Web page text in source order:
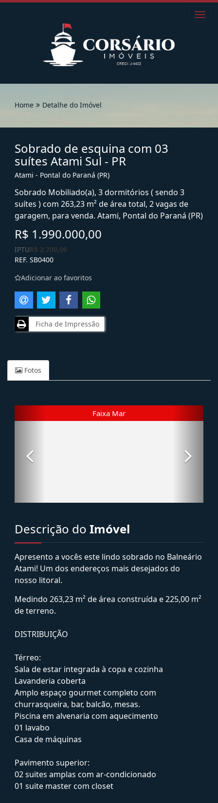
Home Detalhe do Imóvel
Sobrado de esquina com 03
suítes Atami Sul - PR
Atami - Pontal do Paraná (PR)
Sobrado Mobiliado(a), 3 dormitórios ( sendo 3
suítes ) com 263,23 m² de área total, 2 vagas de
garagem, para venda. Atami, Pontal do Paraná (PR)
R$ 1.990.000,00
IPTUR$ 2.700,00
REF. SB0400
Adicionar ao favoritos
Ficha de Impressão
Fotos
Descrição do Imóvel
Apresento a vocês este lindo sobrado no Balneário
Atami! Um dos endereços mais desejados do
nosso litoral.
Medindo 263,23 m² de área construída e 225,00 m²
de terreno.
DISTRIBUIÇÃO
Térreo:
Sala de estar integrada à copa e cozinha
Lavanderia coberta
Amplo espaço gourmet completo com
churrasqueira, bar, balcão, mesas.
Piscina em alvenaria com aquecimento
01 lavabo
Casa de máquinas
Pavimento superior:
02 suites amplas com ar-condicionado
01 suite master com closet